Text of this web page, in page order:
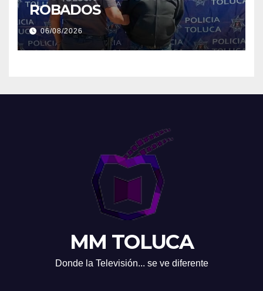
ROBADOS
06/08/2026
MM TOLUCA
Donde la Televisión... se ve diferente